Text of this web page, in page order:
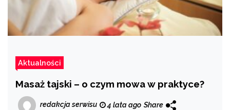
Aktualności
Masaż tajski – o czym mowa w praktyce?
redakcja serwisu 4 lata ago Share